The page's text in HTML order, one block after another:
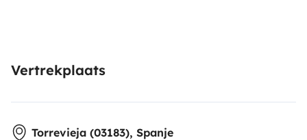
Vertrekplaats
Torrevieja (03183), Spanje